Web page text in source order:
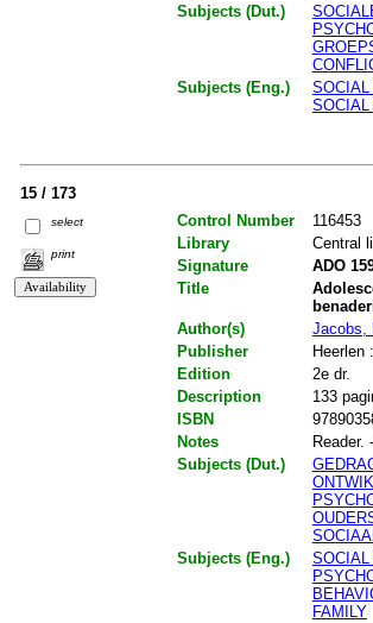
Subjects (Dut.)
Subjects (Eng.)
SOCIAL
SOCIAL
15 / 173
select
print
Control Number
116453
Library
Central
Signature
ADO
Title
Author(s)
Jacobs,
Publisher
Heerlen :
Edition
2e dr.
Description
133
ISBN
Notes
Reader.
Subjects (Dut.)
Subjects (Eng.)
SOCIAL
FAMILY